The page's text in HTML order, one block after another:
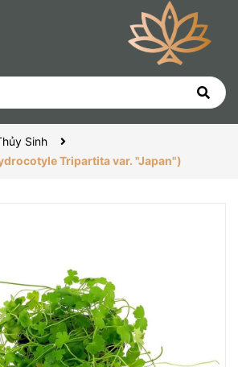
Sinh
Tripartita var. "Japan")